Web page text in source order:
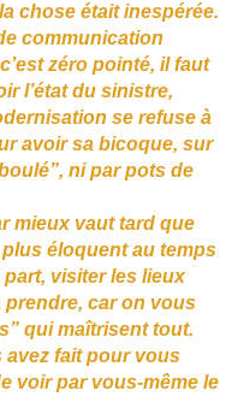
chose était inespérée.
communication
zéro pointé, il faut
l’état du sinistre,
se refuse à
avoir sa bicoque, sur
ni par pots de
mieux vaut tard que
éloquent au temps
visiter les lieux
prendre, car on vous
qui maîtrisent tout.
avez fait pour vous
voir par vous-même le